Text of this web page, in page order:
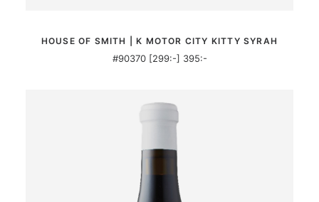
HOUSE OF SMITH | K MOTOR CITY KITTY SYRAH
#90370 [299:-] 395:-